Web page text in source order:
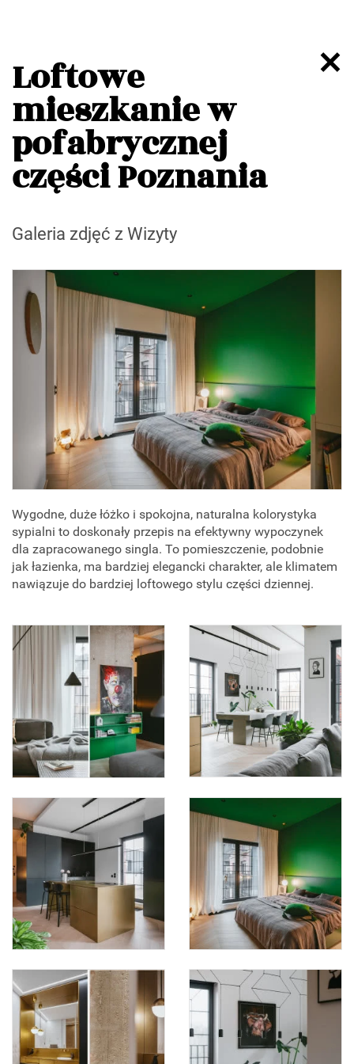
Loftowe
mieszkanie w
pofabrycznej
części Poznania
Galeria zdjęć z Wizyty
Wygodne, duże łóżko i spokojna, naturalna kolorystyka
sypialni to doskonały przepis na efektywny wypoczynek
dla zapracowanego singla. To pomieszczenie, podobnie
jak łazienka, ma bardziej elegancki charakter, ale klimatem
nawiązuje do bardziej loftowego stylu części dziennej.